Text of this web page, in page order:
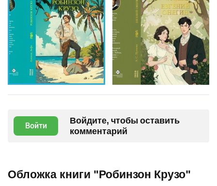
Войти
Войдите, чтобы оставить
комментарий
Обложка книги "Робинзон Крузо"